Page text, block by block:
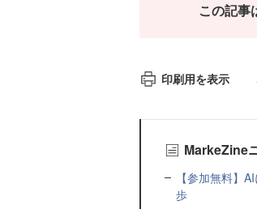
この記事
印刷用を表示
MarkeZine
【参加無料】
歩